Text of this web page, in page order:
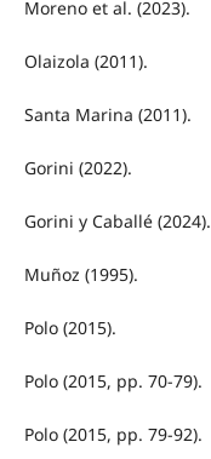
Moreno et al. (2023).
Olaizola (2011).
Santa Marina (2011).
Gorini (2022).
Gorini y Caballé (2024).
Muñoz (1995).
Polo (2015).
Polo (2015, pp. 70-79).
Polo (2015, pp. 79-92).